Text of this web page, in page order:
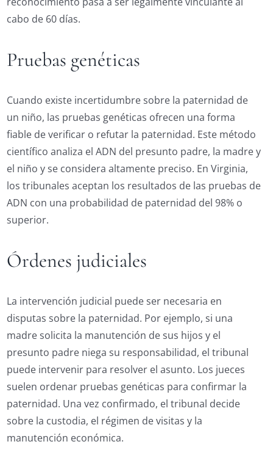
cabo de 60 días.
Pruebas genéticas
Cuando existe incertidumbre sobre la paternidad de
un niño, las pruebas genéticas ofrecen una forma
fiable de verificar o refutar la paternidad. Este método
científico analiza el ADN del presunto padre, la madre y
el niño y se considera altamente preciso. En Virginia,
los tribunales aceptan los resultados de las pruebas de
ADN con una probabilidad de paternidad del 98% o
superior.
Órdenes judiciales
La intervención judicial puede ser necesaria en
disputas sobre la paternidad. Por ejemplo, si una
madre solicita la manutención de sus hijos y el
presunto padre niega su responsabilidad, el tribunal
puede intervenir para resolver el asunto. Los jueces
suelen ordenar pruebas genéticas para confirmar la
paternidad. Una vez confirmado, el tribunal decide
sobre la custodia, el régimen de visitas y la
manutención económica.